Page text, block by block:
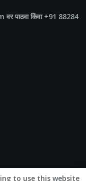
पाठवा किंवा +91 88284
to use this website